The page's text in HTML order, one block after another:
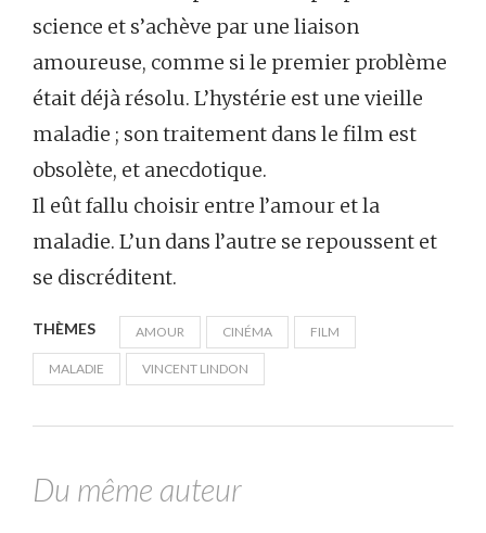
science et s’achève par une liaison
amoureuse, comme si le premier problème
était déjà résolu. L’hystérie est une vieille
maladie ; son traitement dans le film est
obsolète, et anecdotique.
Il eût fallu choisir entre l’amour et la
maladie. L’un dans l’autre se repoussent et
se discréditent.
THÈMES AMOUR CINÉMA FILM
MALADIE VINCENT LINDON
Du même auteur